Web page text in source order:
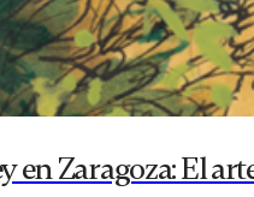
en Zaragoza: El